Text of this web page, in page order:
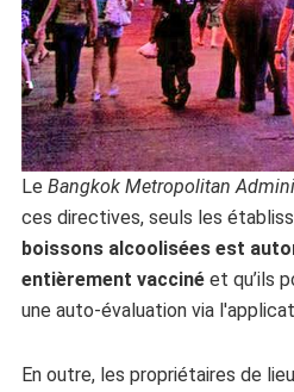
Le Bangkok Metropolitan
ces directives, seuls les
boissons alcoolisées est
entièrement vacciné et qu’ils
une auto-évaluation via
En outre, les propriétaires de